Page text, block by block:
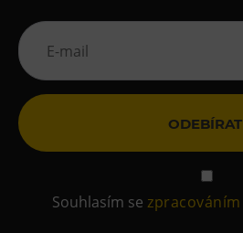
ODEBÍRAT
Souhlasím se